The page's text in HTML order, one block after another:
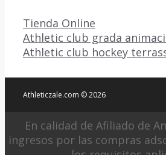
Categorías
Tienda Online
Athletic club grada
Athletic club hockey
Athleticzale.com © 2026
En calidad de Afiliado de
ingresos por las compras